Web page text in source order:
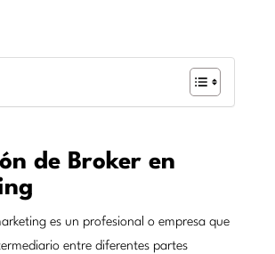
de Broker en
es un profesional o empresa que
entre diferentes partes